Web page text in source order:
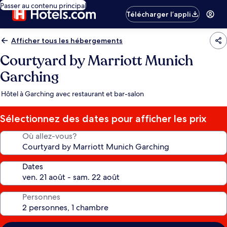
Passer au contenu principal
Télécharger l’appli
Afficher tous les hébergements
Courtyard by Marriott Munich
Garching
Hôtel à Garching avec restaurant et bar-salon
Sélectionnez des dates pour afficher les prix
Où allez-vous?
Dates
Personnes